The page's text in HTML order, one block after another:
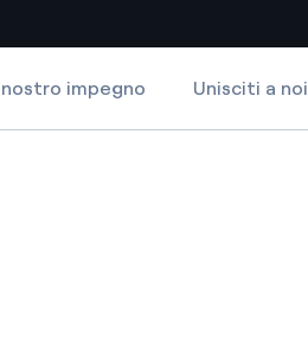
Siti Paese
nostro impegno Unisciti a noi